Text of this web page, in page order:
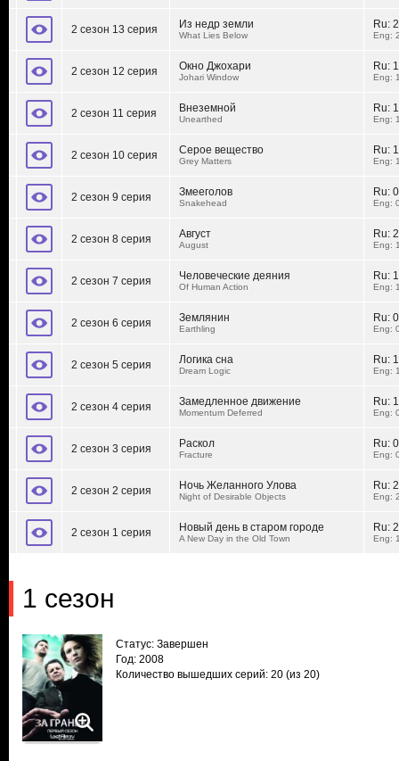
2 сезон 13 серия Из недр земли
What Lies Below
Ru:
Eng:
2 сезон 12 серия Окно Джохари
Johari Window
Ru:
Eng:
2 сезон 11 серия Внеземной
Unearthed
Ru:
Eng:
2 сезон 10 серия Серое вещество
Grey Matters
Ru:
Eng:
2 сезон 9 серия Змееголов
Snakehead
Ru:
Eng:
2 сезон 8 серия Август
August
Ru:
Eng:
2 сезон 7 серия Человеческие деяния
Of Human Action
Ru:
Eng:
2 сезон 6 серия Землянин
Earthling
Ru:
Eng:
2 сезон 5 серия Логика сна
Dream Logic
Ru:
Eng:
2 сезон 4 серия Замедленное движение
Momentum Deferred
Ru:
Eng:
2 сезон 3 серия Раскол
Fracture
Ru:
Eng:
2 сезон 2 серия Ночь Желанного Улова
Night of Desirable Objects
Ru:
Eng:
2 сезон 1 серия Новый день в старом городе
A New Day in the Old Town
Ru:
Eng:
1 сезон
Статус: Завершен
Год: 2008
Количество вышедших серий: 20 (из 20)